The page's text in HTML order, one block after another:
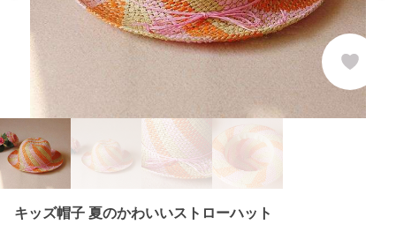
キッズ帽子 夏のかわいいストローハット